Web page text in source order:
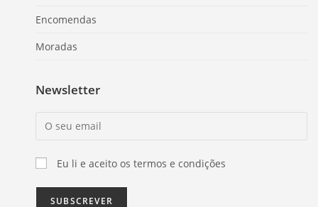
Encomendas
Moradas
Newsletter
Eu li e aceito os termos e condições